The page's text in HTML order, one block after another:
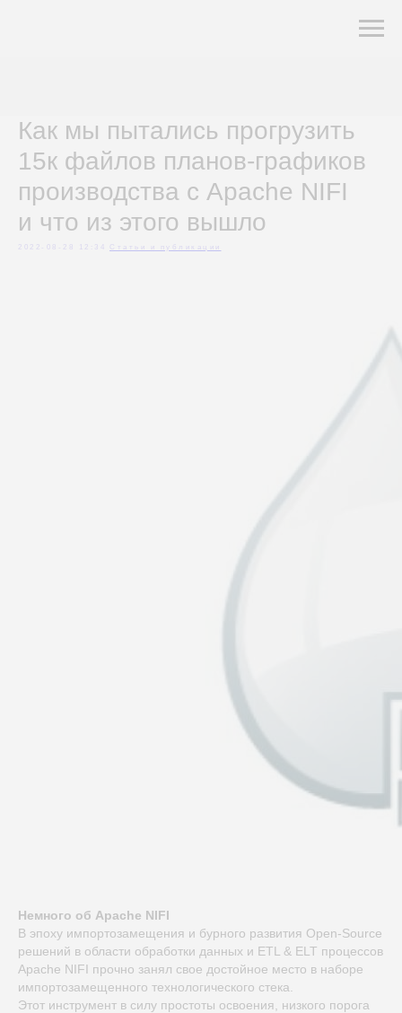
Как мы пытались прогрузить
15к файлов планов-графиков
производства с Apache NIFI
и что из этого вышло
Cтатьи и публикации
Немного об Apache NIFI
В эпоху импортозамещения и бурного развития Open-Source
решений в области обработки данных и ETL & ELT процессов
Apache NIFI прочно занял свое достойное место в наборе
импортозамещенного технологического стека.
Этот инструмент в силу простоты освоения, низкого порога